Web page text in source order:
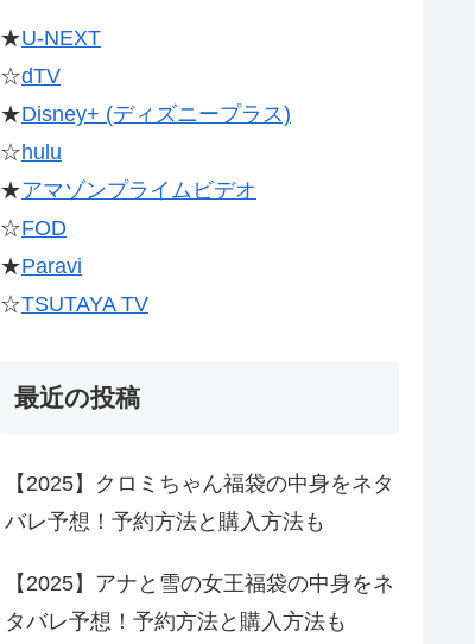
★U-NEXT
☆dTV
★Disney+ (ディズニープラス)
☆hulu
★アマゾンプライムビデオ
☆FOD
★Paravi
☆TSUTAYA TV
最近の投稿
【2025】クロミちゃん福袋の中身をネタ
バレ予想！予約方法と購入方法も
【2025】アナと雪の女王福袋の中身をネ
タバレ予想！予約方法と購入方法も